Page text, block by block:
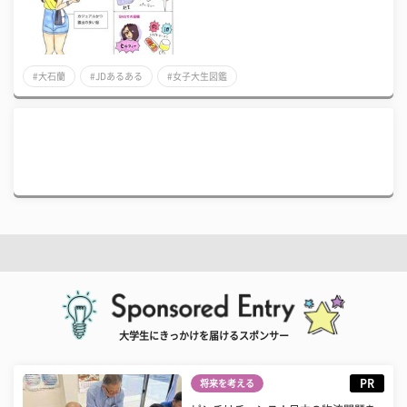
#大石蘭 #JDあるある #女子大生図鑑
大学生にきっかけを届けるスポンサー
将来を考える PR